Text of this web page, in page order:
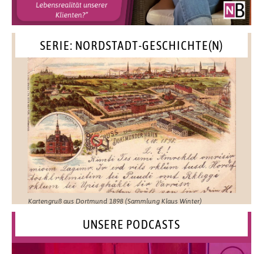
SERIE: NORDSTADT-GESCHICHTE(N)
Kartengruß aus Dortmund 1898 (Sammlung Klaus Winter)
UNSERE PODCASTS